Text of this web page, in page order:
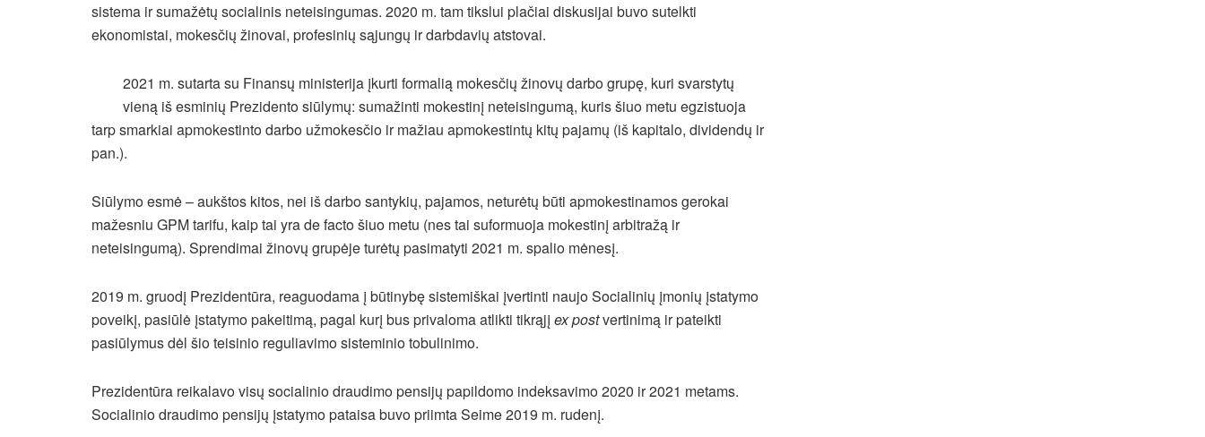
sistema ir sumažėtų socialinis neteisingumas. 2020 m. tam tikslui plačiai diskusijai buvo sutelkti
ekonomistai, mokesčių žinovai, profesinių sąjungų ir darbdavių atstovai.
2021 m. sutarta su Finansų ministerija įkurti formalią mokesčių žinovų darbo grupę, kuri svarstytų
vieną iš esminių Prezidento siūlymų: sumažinti mokestinį neteisingumą, kuris šiuo metu egzistuoja
tarp smarkiai apmokestinto darbo užmokesčio ir mažiau apmokestintų kitų pajamų (iš kapitalo, dividendų ir
pan.).
Siūlymo esmė – aukštos kitos, nei iš darbo santykių, pajamos, neturėtų būti apmokestinamos gerokai
mažesniu GPM tarifu, kaip tai yra de facto šiuo metu (nes tai suformuoja mokestinį arbitražą ir
neteisingumą). Sprendimai žinovų grupėje turėtų pasimatyti 2021 m. spalio mėnesį.
2019 m. gruodį Prezidentūra, reaguodama į būtinybę sistemiškai įvertinti naujo Socialinių įmonių įstatymo
poveikį, pasiūlė įstatymo pakeitimą, pagal kurį bus privaloma atlikti tikrąjį ex postvertinimą ir pateikti
pasiūlymus dėl šio teisinio reguliavimo sisteminio tobulinimo.
Prezidentūra reikalavo visų socialinio draudimo pensijų papildomo indeksavimo 2020 ir 2021 metams.
Socialinio draudimo pensijų įstatymo pataisa buvo priimta Seime 2019 m. rudenį.